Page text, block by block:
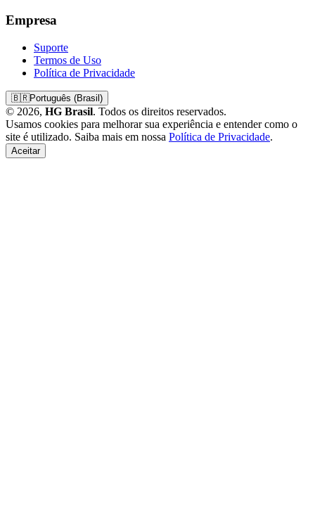
Empresa
Suporte
Termos de Uso
Política de Privacidade
🇧🇷Português (Brasil)
© 2026, HG Brasil. Todos os direitos reservados.
Usamos cookies para melhorar sua experiência e entender como o
site é utilizado. Saiba mais em nossa Política de Privacidade.
Aceitar